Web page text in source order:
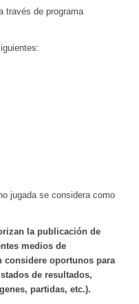
través de programa
jugada se considera como
la publicación de
medios de
oportunos para
de resultados,
partidas, etc.).